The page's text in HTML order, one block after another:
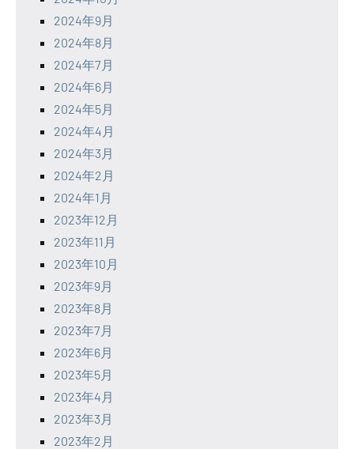
2024年9月
2024年8月
2024年7月
2024年6月
2024年5月
2024年4月
2024年3月
2024年2月
2024年1月
2023年12月
2023年11月
2023年10月
2023年9月
2023年8月
2023年7月
2023年6月
2023年5月
2023年4月
2023年3月
2023年2月